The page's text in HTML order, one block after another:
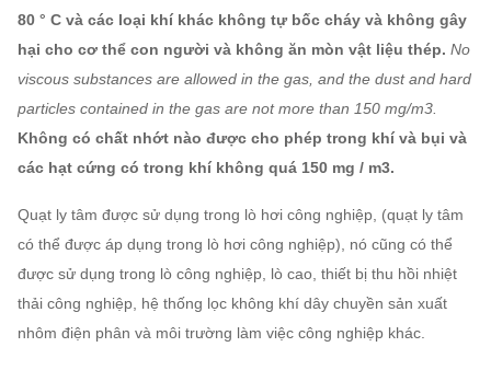
80 ° C và các loại khí khác không tự bốc cháy và không gây
hại cho cơ thể con người và không ăn mòn vật liệu thép. No
viscous substances are allowed in the gas, and the dust and hard
particles contained in the gas are not more than 150 mg/m3.
Không có chất nhớt nào được cho phép trong khí và bụi và
các hạt cứng có trong khí không quá 150 mg / m3.
Quạt ly tâm được sử dụng trong lò hơi công nghiệp, (quạt ly tâm
có thể được áp dụng trong lò hơi công nghiệp), nó cũng có thể
được sử dụng trong lò công nghiệp, lò cao, thiết bị thu hồi nhiệt
thải công nghiệp, hệ thống lọc không khí dây chuyền sản xuất
nhôm điện phân và môi trường làm việc công nghiệp khác.